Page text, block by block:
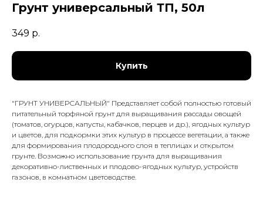
Грунт универсальный ТП, 50л
349 р.
Купить
"ГРУНТ УНИВЕРСАЛЬНЫЙ" Представляет собой полностью готовый
питательный торфяной грунт для выращивания рассады овощей
(томатов, огурцов, капусты, кабачков, перцев и др.), ягодных культур
и цветов, для подкормки этих культур в процессе вегетации, а также
для формирования плодородного слоя в теплицах и открытом
грунте. Возможно использование грунта для выращивания
декоративно-лиственных и плодово-ягодных культур, устройств
газонов, в комнатном цветоводстве.